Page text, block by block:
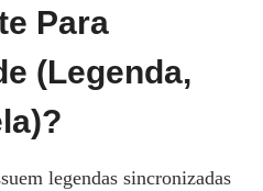
Para
(legenda,
legendas sincronizadas